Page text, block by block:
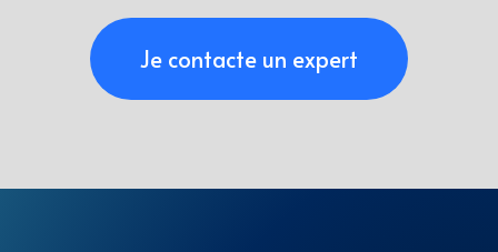
Je contacte un expert